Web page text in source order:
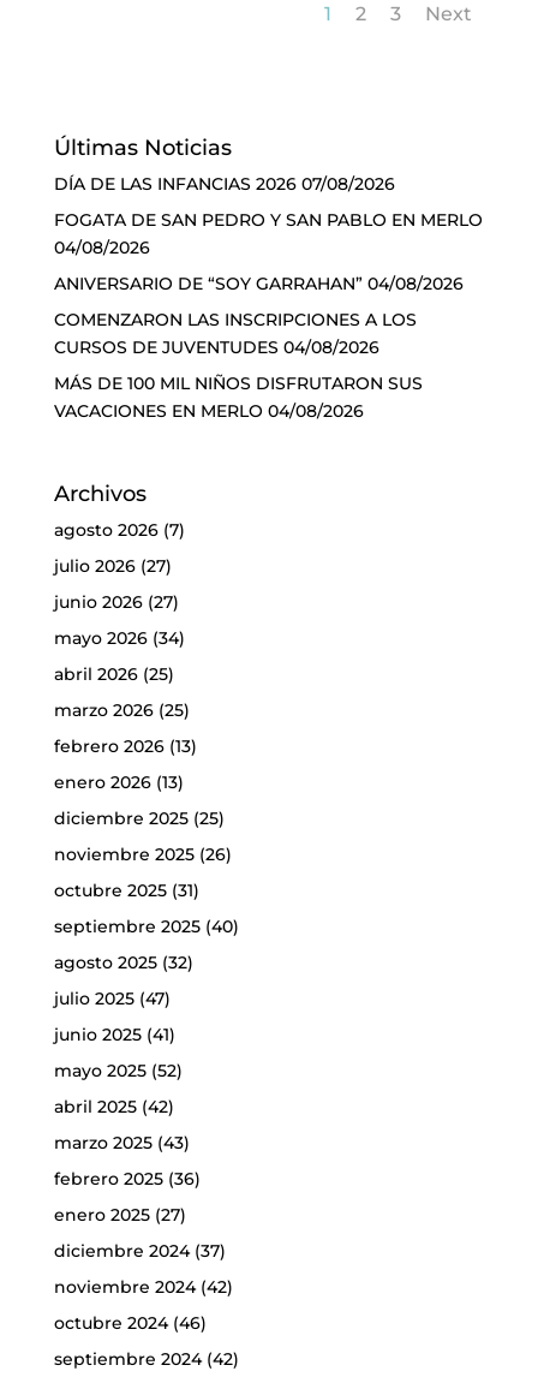
1 2 3 Next
Últimas Noticias
DÍA DE LAS INFANCIAS 2026 07/08/2026
FOGATA DE SAN PEDRO Y SAN PABLO EN MERLO
04/08/2026
ANIVERSARIO DE “SOY GARRAHAN” 04/08/2026
COMENZARON LAS INSCRIPCIONES A LOS
CURSOS DE JUVENTUDES 04/08/2026
MÁS DE 100 MIL NIÑOS DISFRUTARON SUS
VACACIONES EN MERLO 04/08/2026
Archivos
agosto 2026(7)
julio 2026(27)
junio 2026(27)
mayo 2026(34)
abril 2026(25)
marzo 2026(25)
febrero 2026(13)
enero 2026(13)
diciembre 2025(25)
noviembre 2025(26)
octubre 2025(31)
septiembre 2025(40)
agosto 2025(32)
julio 2025(47)
junio 2025(41)
mayo 2025(52)
abril 2025(42)
marzo 2025(43)
febrero 2025(36)
enero 2025(27)
diciembre 2024(37)
noviembre 2024(42)
octubre 2024(46)
septiembre 2024(42)